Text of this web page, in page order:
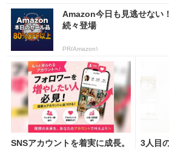
Amazon今日も見逃せない
続々登場
PR(Amazon)
SNSアカウントを着実に成長。
3人目